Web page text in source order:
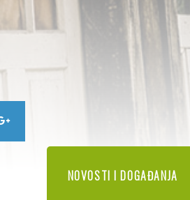
NOVOSTI I DOGAĐANJA